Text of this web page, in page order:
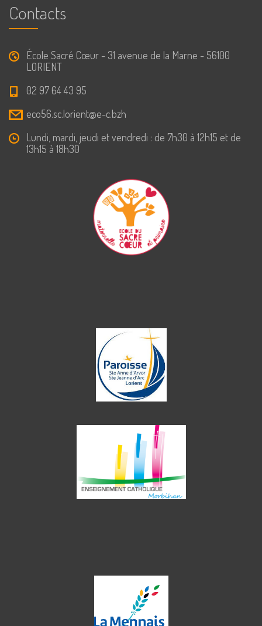
Contacts
École Sacré Cœur - 31 avenue de la Marne - 56100
LORIENT
02 97 64 43 95
eco56.sc.lorient@e-c.bzh
Lundi, mardi, jeudi et vendredi : de 7h30 à 12h15 et de
13h15 à 18h30